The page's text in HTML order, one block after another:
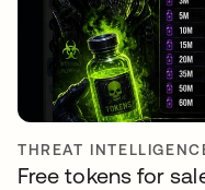
THREAT
Free tokens for